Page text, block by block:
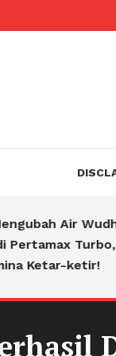
Air Wudhu
Turbo,
ketir!